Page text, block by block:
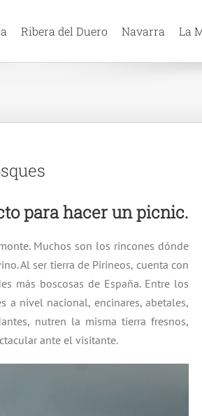
Ribera del Duero Navarra La
para hacer un picnic.
Muchos son los rincones dónde
Al ser tierra de Pirineos, cuenta con
más boscosas de España. Entre los
a nivel nacional, encinares, abetales,
nutren la misma tierra fresnos,
ante el visitante.